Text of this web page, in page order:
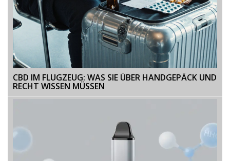
CBD IM FLUGZEUG: WAS SIE ÜBER HANDGEPÄCK UND
RECHT WISSEN MÜSSEN